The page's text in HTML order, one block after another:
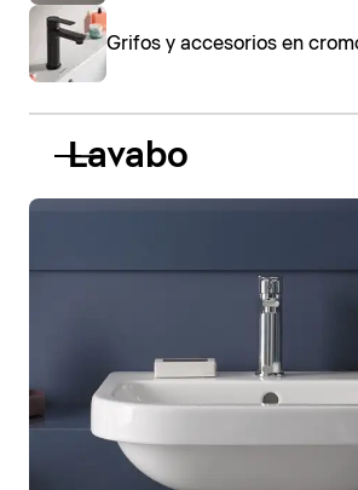
Grifos y accesorios en
Lavabo